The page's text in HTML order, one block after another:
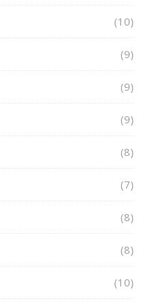
(10)
(9)
(9)
(9)
(8)
(7)
(8)
(8)
(10)